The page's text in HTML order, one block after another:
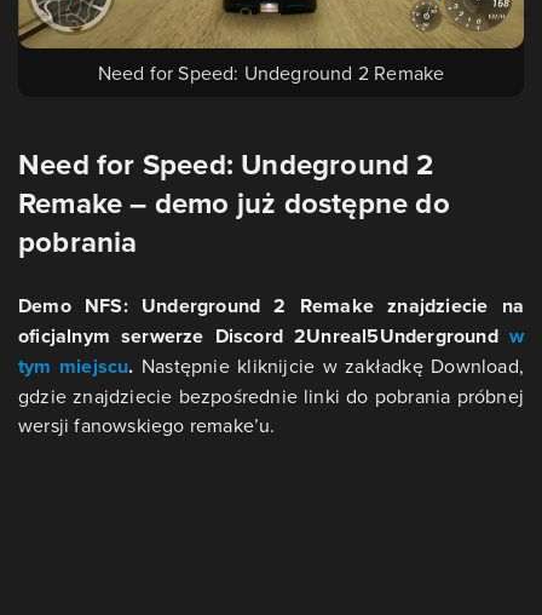
Need for Speed: Undeground 2 Remake
Need for Speed: Undeground 2
Remake – demo już dostępne do
pobrania
Demo NFS: Underground 2 Remake znajdziecie na
oficjalnym serwerze Discord 2Unreal5Underground w
tym miejscu. Następnie kliknijcie w zakładkę Download,
gdzie znajdziecie bezpośrednie linki do pobrania próbnej
wersji fanowskiego remake’u.